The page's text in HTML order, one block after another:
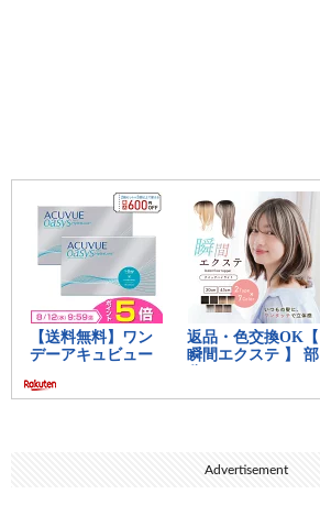
Advertisement